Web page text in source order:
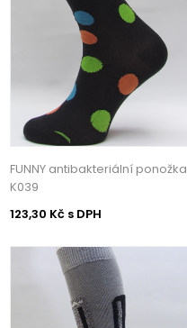
FUNNY antibakteriální ponožka
K039
123,30 Kč s DPH